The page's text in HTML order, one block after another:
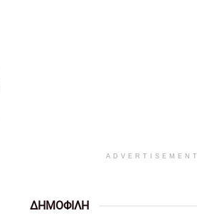
ADVERTISEMENT
ΔΗΜΟΦΙΛΗ